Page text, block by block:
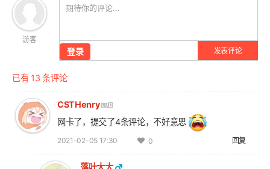
游客
登录 发表评论
已有 13 条评论
CSTHenry
网卡了，提交了4条评论，不好意思
2021-02-05 17:30 回复
0